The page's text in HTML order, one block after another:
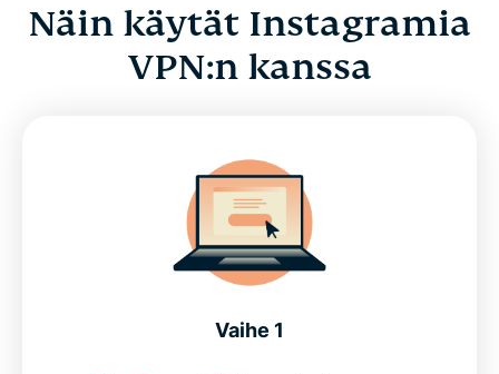
Näin käytät Instagramia
VPN:n kanssa
Vaihe 1